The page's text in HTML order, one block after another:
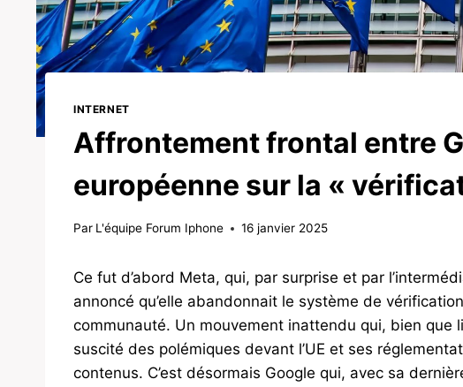
INTERNET
Affrontement frontal entre
européenne sur la «
Par L'équipe Forum Iphone 16 janvier 2025
Ce fut d’abord Meta, qui, par surprise et par
annoncé qu’elle abandonnait le système de
communauté. Un mouvement inattendu qui, bien que
suscité des polémiques devant l’UE et ses
contenus. C’est désormais Google qui, avec sa